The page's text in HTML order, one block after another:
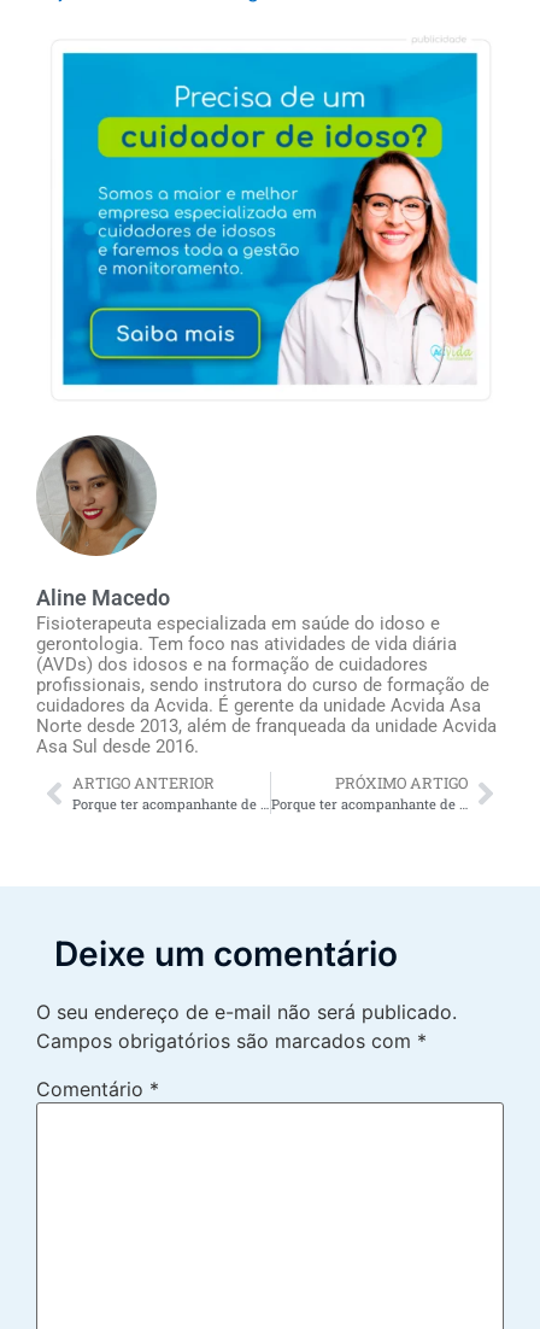
Aline Macedo
Fisioterapeuta especializada em saúde do idoso e
gerontologia. Tem foco nas atividades de vida diária
(AVDs) dos idosos e na formação de cuidadores
profissionais, sendo instrutora do curso de formação de
cuidadores da Acvida. É gerente da unidade Acvida Asa
Norte desde 2013, além de franqueada da unidade Acvida
Asa Sul desde 2016.
ARTIGO ANTERIOR
Porque ter acompanhante de idoso RJ oferece alívio para os familiares do idoso
PRÓXIMO ARTIGO
Porque ter acompanhante de idosos no Rio de Janeiro oferece alívio para os familiares do idoso
Deixe um comentário
O seu endereço de e-mail não será publicado.
Campos obrigatórios são marcados com *
Comentário *